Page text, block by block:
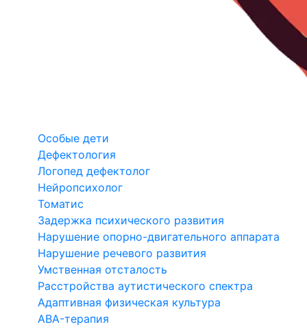
Особые дети
Дефектология
Логопед дефектолог
Нейропсихолог
Томатис
Задержка психического развития
Нарушение опорно-двигательного аппарата
Нарушение речевого развития
Умственная отсталость
Расстройства аутистического спектра
Адаптивная физическая культура
ABA-терапия